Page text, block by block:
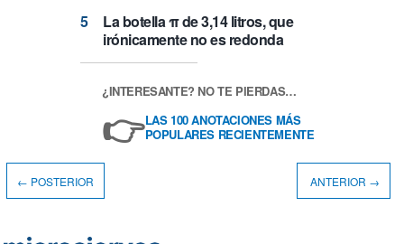
La botella π de 3,14 litros, que
irónicamente no es redonda
¿INTERESANTE? NO TE PIERDAS…
👉LAS 100 ANOTACIONES MÁS
POPULARES RECIENTEMENTE
← POSTERIOR ANTERIOR →